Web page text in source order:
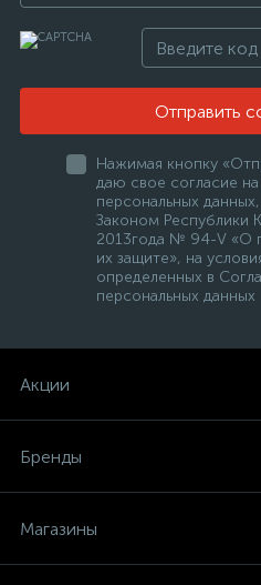
Отправить
Нажимая кнопку
даю свое согласие
персональных
Законом Республики
2013года № 94-V «О
их защите», на
определенных в
персональных данных
Акции
Бренды
Магазины